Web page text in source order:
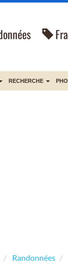
RECHERCHE
Randonnées